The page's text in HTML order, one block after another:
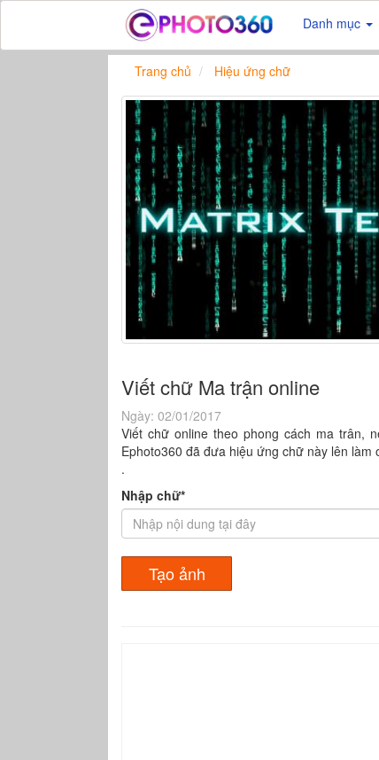
Danh mục
Trang chủ Hiệu ứng chữ
Viết chữ Ma trận online
Ngày: 02/01/2017
Viết chữ online theo phong cách ma trân,
Ephoto360 đã đưa hiệu ứng chữ này lên làm
.
Nhập chữ*